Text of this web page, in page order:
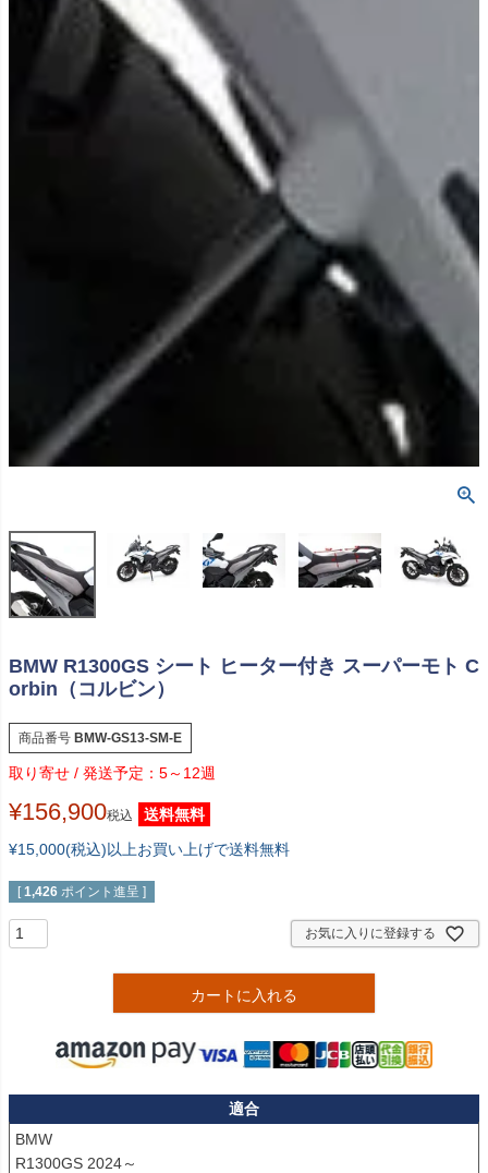
BMW R1300GS シート ヒーター付き スーパーモト C
orbin（コルビン）
商品番号 BMW-GS13-SM-E
5～12週
¥156,900税込
送料無料
¥15,000(税込)以上お買い上げで送料無料
[ 1,426 ポイント進呈 ]
お気に入りに登録する
カートに入れる
適合
BMW
R1300GS 2024～